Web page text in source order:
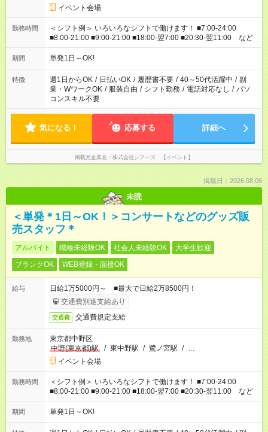
イベント会場
勤務時間
＜シフト例＞ いろいろなシフトで働けます！ ■7:00-24:00
■8:00-21:00 ■9:00-21:00 ■18:00-翌7:00 ■20:30-翌11:00 など
期間 単発1日～OK!
特徴 週1日からOK / 日払いOK / 履歴書不要 / 40～50代活躍中 / 副
業・WワークOK / 服装自由 / シフト勤務 / 電話対応なし / パソ
コンスキル不要
気になる！ 応募する 詳細へ
掲載元企業名 株式会社シアーズ 【イベント】
掲載日：2026.08.06
未読
＜単発＊1日～OK！＞コンサートなどのグッズ販
売スタッフ＊
アルバイト 職種未経験OK 社会人未経験OK
大学生歓迎
ブランクOK
WEB登録・面接OK
給与
日給1万5000円～ ■最大で日給2万8500円！
交通費別途支給あり
交通費 交通費規定支給
勤務地
東京都中野区
中野(東京都)駅
/ 東中野駅 / 鷺ノ宮駅 / …
イベント会場
勤務時間
＜シフト例＞ いろいろなシフトで働けます！ ■7:00-24:00
■8:00-21:00 ■9:00-21:00 ■18:00-翌7:00 ■20:30-翌11:00 など
期間 単発1日～OK!